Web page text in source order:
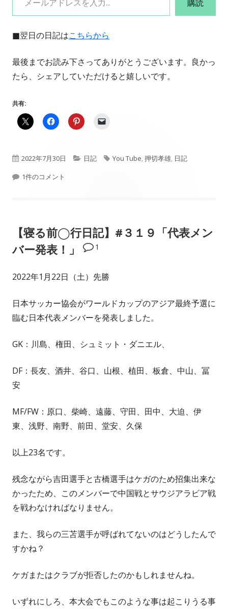
購読
■翌日の日記はこちらから
最後までお読み下さってありがとうございます。良かっ
たら、シェアしていただけると嬉しいです。
共有:
公
開
2022年7月30日
カ
ー
日記
タ
You Tube 押切孝雄 日記
【PPK日記】#500「祝！500回記念」 への
1件のコメント
【寝る前◯行日記】#３１９「代表メン
バー発表！」
1
2022年1月22日（土）先勝
日本サッカー協会がワールドカップのアジア最終予選に
臨む日本代表メンバーを発表しました。
GK：川島、権田、シュミット・ダニエル、
DF：長友、酒井、谷口、山根、植田、板倉、中山、冨
安
MF/FW：原口、柴崎、遠藤、守田、田中、大迫、伊
東、浅野、南野、前田、堂安、久保
以上23名です。
残念ながら吉田選手と古橋選手はケガのため招集出来な
かったため、このメンバーで中国戦とサウジアラビア戦
を戦わなければなりません。
また、我らの三苫選手が呼ばれてないのはどうしたんで
すかね？
ケガまたはクラブが拒否したのかもしれませんね。
いずれにしろ、本大会でもこのような事は起こりうる事